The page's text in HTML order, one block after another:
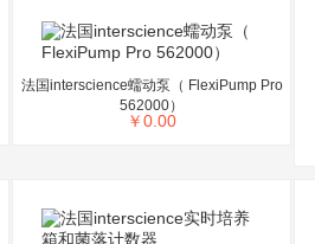
法国interscience蠕动泵（ FlexiPump Pro
562000）
￥0.00